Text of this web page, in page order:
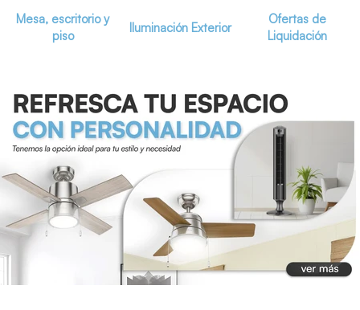
Mesa, escritorio y
piso
Iluminación Exterior
Ofertas de
Liquidación